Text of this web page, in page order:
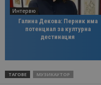
Интервю
Галина Декова: Перник има
потенциал за културна
дестинация
ТАГОВЕ МУЗИКАУТОР